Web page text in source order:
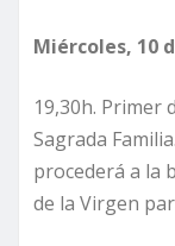
Miércoles, 10
19,30h. Primer
Sagrada
procederá a la
de la Virgen